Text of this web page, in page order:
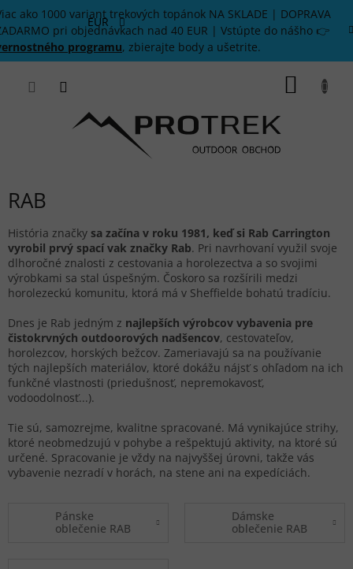
Prejsť
na
obsah
ako 1000 variant trekových topánok NA SKLADE | DOPRAVA
pri objednávkach nad 40 EUR | Vstúpte do nášho 👉
programu, zbierajte body a ušetrite.
EUR
RAB
História značky sa začína v roku 1981, keď si Rab Carrington
vyrobil prvý spací vak značky Rab. Pri navrhovaní využil svoje
dlhoročné znalosti z cestovania a horolezectva a so svojimi
výrobkami sa stal úspešným. Čoskoro sa rozšírili medzi
horolezeckú komunitu, ktorá má v Sheffielde bohatú tradíciu.
Dnes je Rab jedným z najlepších výrobcov vybavenia pre
čistokrvných outdoorových nadšencov, cestovateľov,
horolezcov, horských bežcov. Zameriavajú sa na používanie
tých najlepších materiálov, ktoré dokážu nájsť s ohľadom na ich
funkčné vlastnosti (priedušnosť, nepremokavosť,
vodoodolnosť...).
Tie sú, samozrejme, kvalitne spracované. Má vynikajúce strihy,
ktoré neobmedzujú v pohybe a rešpektujú aktivity, na ktoré sú
určené. Spracovanie je vždy na najvyššej úrovni, takže vás
vybavenie nezradí v horách, na stene ani na expedíciách.
Pánske
oblečenie RAB
Dámske
oblečenie RAB